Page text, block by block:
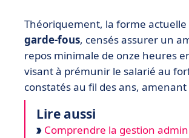
Théoriquement, la forme
garde-fous, censés assurer un
repos minimale de onze heures
visant à prémunir le salarié au
constatés au fil des ans,
Lire aussi
Comprendre la gestion